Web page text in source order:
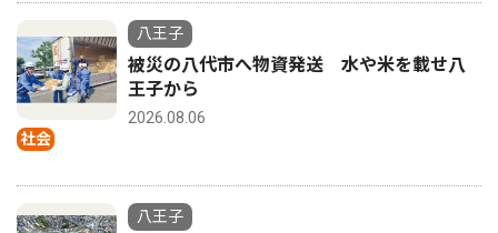
社会
八王子
被災の八代市へ物資発送 水や米を載せ八
王子から
2026.08.06
八王子